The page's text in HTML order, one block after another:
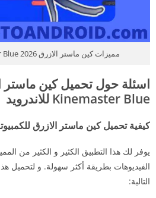
مميزات كين ماستر الازرق 2026 Kinemaster Blue اخر اصدار
Kinemaster Blue للاندرويد
كيفية تحميل كين ماستر الازرق
يوفر لك هذا التطبيق الكثير و الكثير من
الفيديوهات بطريقة أكثر سهولة. و لتحميل
التالية: